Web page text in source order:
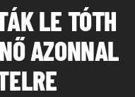
LE TÓTH
AZONNAL